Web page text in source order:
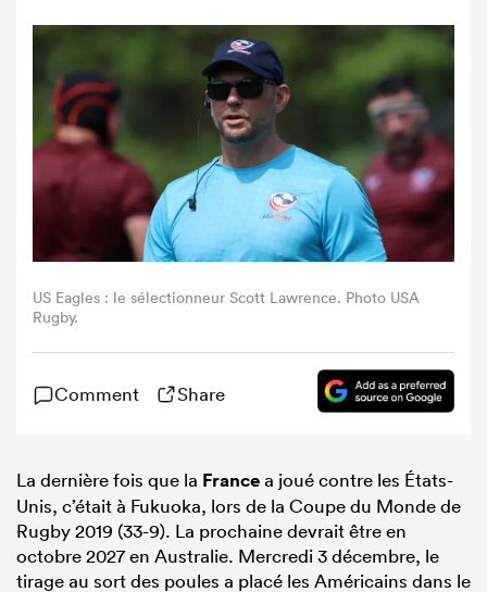
US Eagles : le sélectionneur Scott Lawrence. Photo USA
Rugby.
Comment Share
La dernière fois que la Francea joué contre les États-
Unis, c’était à Fukuoka, lors de la Coupe du Monde de
Rugby 2019 (33-9). La prochaine devrait être en
octobre 2027 en Australie. Mercredi 3 décembre, le
tirage au sort des poules a placé les Américains dans le